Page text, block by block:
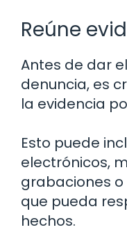
Reúne
Antes de dar
denuncia, es
la evidencia
Esto puede
electrónicos,
grabaciones
que pueda
hechos.